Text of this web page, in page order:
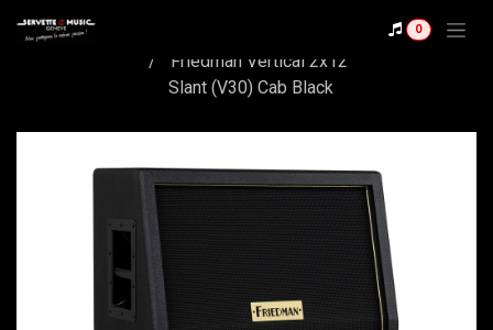
0
Friedman Vertical 2x12
Slant (V30) Cab Black